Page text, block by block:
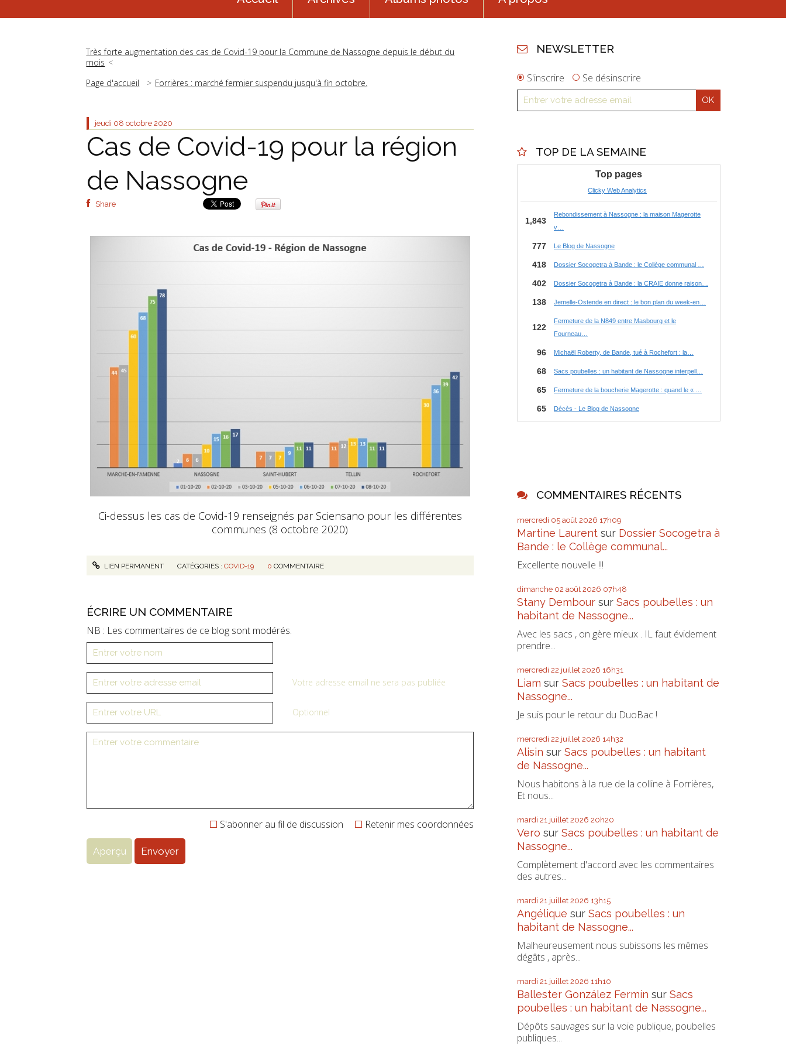
Très forte augmentation des cas de Covid-19 pour la Commune de Nassogne depuis le début du
mois
Page d'accueil
Forrières : marché fermier suspendu jusqu'à fin octobre.
jeudi 08 octobre 2020
Cas de Covid-19 pour la région
de Nassogne
Share
Ci-dessus les cas de Covid-19 renseignés par Sciensano pour les différentes
communes (8 octobre 2020)
LIEN PERMANENT CATÉGORIES :COVID-19 0 COMMENTAIRE
ÉCRIRE UN COMMENTAIRE
NB : Les commentaires de ce blog sont modérés.
Votre adresse email ne sera pas publiée
Optionnel
Retenir mes coordonnées
S'abonner au fil de discussion
NEWSLETTER
S'inscrire Se désinscrire
TOP DE LA SEMAINE
COMMENTAIRES RÉCENTS
mercredi 05 août 2026 17h09
Martine Laurent sur Dossier Socogetra à
Bande : le Collège communal...
Excellente nouvelle !!!
dimanche 02 août 2026 07h48
Stany Dembour surSacs poubelles : un
habitant de Nassogne...
Avec les sacs , on gère mieux . IL faut évidement
prendre...
mercredi 22 juillet 2026 16h31
Liam surSacs poubelles : un habitant de
Nassogne...
Je suis pour le retour du DuoBac !
mercredi 22 juillet 2026 14h32
Alisin surSacs poubelles : un habitant
de Nassogne...
Nous habitons à la rue de la colline à Forrières,
Et nous...
mardi 21 juillet 2026 20h20
Vero surSacs poubelles : un habitant de
Nassogne...
Complètement d'accord avec les commentaires
des autres...
mardi 21 juillet 2026 13h15
Angélique surSacs poubelles : un
habitant de Nassogne...
Malheureusement nous subissons les mêmes
dégâts , après...
mardi 21 juillet 2026 11h10
Ballester González Fermín surSacs
poubelles : un habitant de Nassogne...
Dépôts sauvages sur la voie publique, poubelles
publiques...